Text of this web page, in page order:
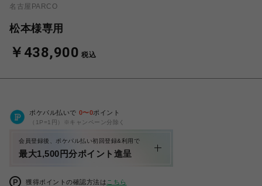
名古屋PARCO
松本様専用
￥438,900 税込
ポケパル払いで 0〜0ポイント
（1P=1円）※キャンペーン分除く
会員登録後、ポケパル払い初回登録&利用で
最大1,500円分ポイント進呈
獲得ポイントの確認方法は こちら